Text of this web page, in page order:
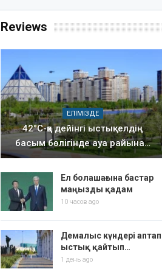
Reviews
ЕЛІМІЗДЕ
42°C-қа дейінгі ыстық: елдің
басым бөлігінде ауа райына…
Ел болашағына бастар
маңызды қадам
10 часов ago
Демалыс күндері аптап
ыстық қайтып…
1 день ago